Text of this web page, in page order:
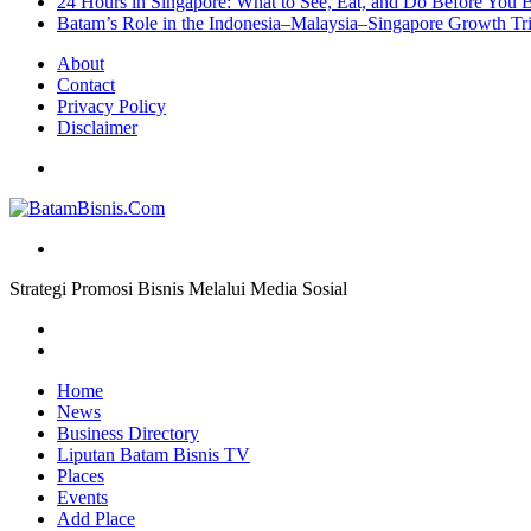
Batam’s Role in the Indonesia–Malaysia–Singapore Growth
About
Contact
Privacy Policy
Disclaimer
Strategi Promosi Bisnis Melalui Media Sosial
Home
News
Business Directory
Liputan Batam Bisnis TV
Places
Events
Add Place